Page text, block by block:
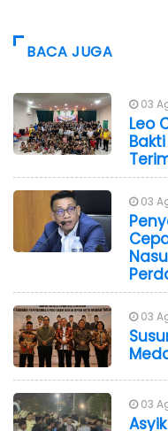
BACA JUGA
03
Leo
03
03
03